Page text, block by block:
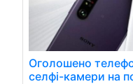
Оголошено
селфі-камери на